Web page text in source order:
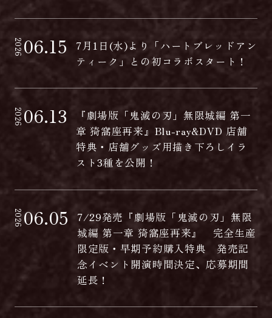
202606.15
7月1日(水)より「ハートブレッドアン
ティーク」との初コラボスタート！
202606.13
『劇場版「鬼滅の刃」無限城編 第一
章 猗窩座再来』Blu-ray&DVD 店舗
特典・店舗グッズ用描き下ろしイラ
スト3種を公開！
202606.05
7/29発売『劇場版「鬼滅の刃」無限
城編 第一章 猗窩座再来』 完全生産
限定版・早期予約購入特典 発売記
念イベント開演時間決定、応募期間
延長！